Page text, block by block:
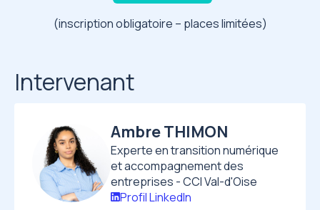
(inscription obligatoire – places limitées)
Intervenant
Image Ambre THIMON
Experte en transition numérique
et accompagnement des
entreprises - CCI Val-d'Oise
Profil LinkedIn